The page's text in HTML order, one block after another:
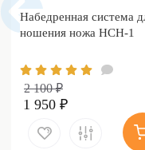
Набедренная система
ношения ножа НСН-1
2 100 ₽
1 950 ₽